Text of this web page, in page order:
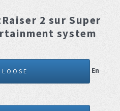
2 sur Super
system
En